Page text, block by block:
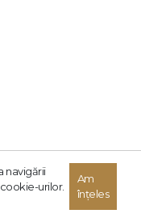
navigării
urilor.
Am
înțeles